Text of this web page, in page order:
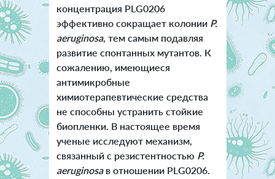
концентрация PLG0206
эффективно сокращает колонии P.
aeruginosa, тем самым подавляя
развитие спонтанных мутантов. К
сожалению, имеющиеся
антимикробные
химиотерапевтические средства
не способны устранить стойкие
биопленки. В настоящее время
ученые исследуют механизм,
связанный с резистентностью P.
aeruginosaв отношении PLG0206.